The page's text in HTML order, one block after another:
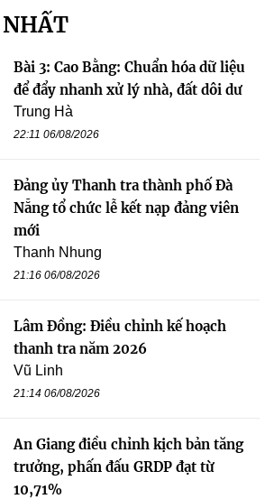
Bài 3: Cao Bằng: Chuẩn hóa dữ liệu
để đẩy nhanh xử lý nhà, đất dôi dư
Trung Hà
22:11 06/08/2026
Đảng ủy Thanh tra thành phố Đà
Nẵng tổ chức lễ kết nạp đảng viên
mới
Thanh Nhung
21:16 06/08/2026
Lâm Đồng: Điều chỉnh kế hoạch
thanh tra năm 2026
Vũ Linh
21:14 06/08/2026
An Giang điều chỉnh kịch bản tăng
trưởng, phấn đấu GRDP đạt từ
10,71%